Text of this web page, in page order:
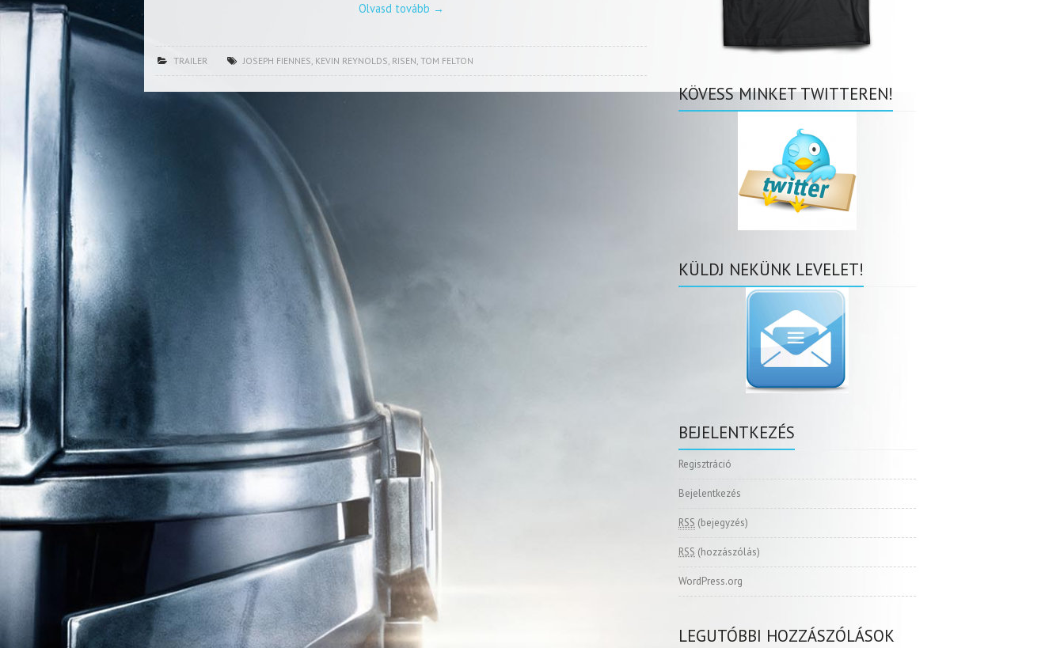
Olvasd tovább →
TRAILER JOSEPH FIENNES, KEVIN REYNOLDS, RISEN, TOM FELTON
KÖVESS MINKET TWITTEREN!
KÜLDJ NEKÜNK LEVELET!
BEJELENTKEZÉS
Regisztráció
Bejelentkezés
RSS (bejegyzés)
RSS (hozzászólás)
WordPress.org
LEGUTÓBBI HOZZÁSZÓLÁSOK